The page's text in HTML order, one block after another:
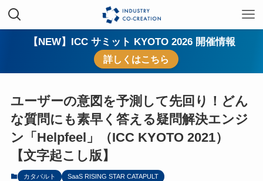
【NEW】ICC サミット KYOTO 2026 開催情報
詳しくはこちら
ユーザーの意図を予測して先回り！どん
な質問にも素早く答える疑問解決エンジ
ン「Helpfeel」（ICC KYOTO 2021）
【文字起こし版】
カタパルト
SaaS RISING STAR CATAPULT